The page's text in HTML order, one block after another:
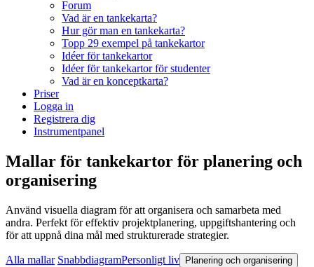
Forum
Vad är en tankekarta?
Hur gör man en tankekarta?
Topp 29 exempel på tankekartor
Idéer för tankekartor
Idéer för tankekartor för studenter
Vad är en konceptkarta?
Priser
Logga in
Registrera dig
Instrumentpanel
Mallar för tankekartor för planering och
organisering
Använd visuella diagram för att organisera och samarbeta med
andra. Perfekt för effektiv projektplanering, uppgiftshantering och
för att uppnå dina mål med strukturerade strategier.
Alla mallar SnabbdiagramPersonligt liv Planering och organisering